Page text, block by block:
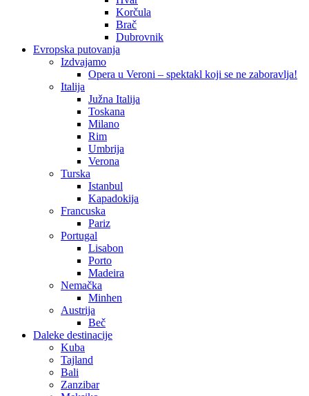
Korčula
Brač
Dubrovnik
Evropska putovanja
Izdvajamo
Opera u Veroni – spektakl koji se ne zaboravlja!
Italija
Južna Italija
Toskana
Milano
Rim
Umbrija
Verona
Turska
Istanbul
Kapadokija
Francuska
Pariz
Portugal
Lisabon
Porto
Madeira
Nemačka
Minhen
Austrija
Beč
Daleke destinacije
Kuba
Tajland
Bali
Zanzibar